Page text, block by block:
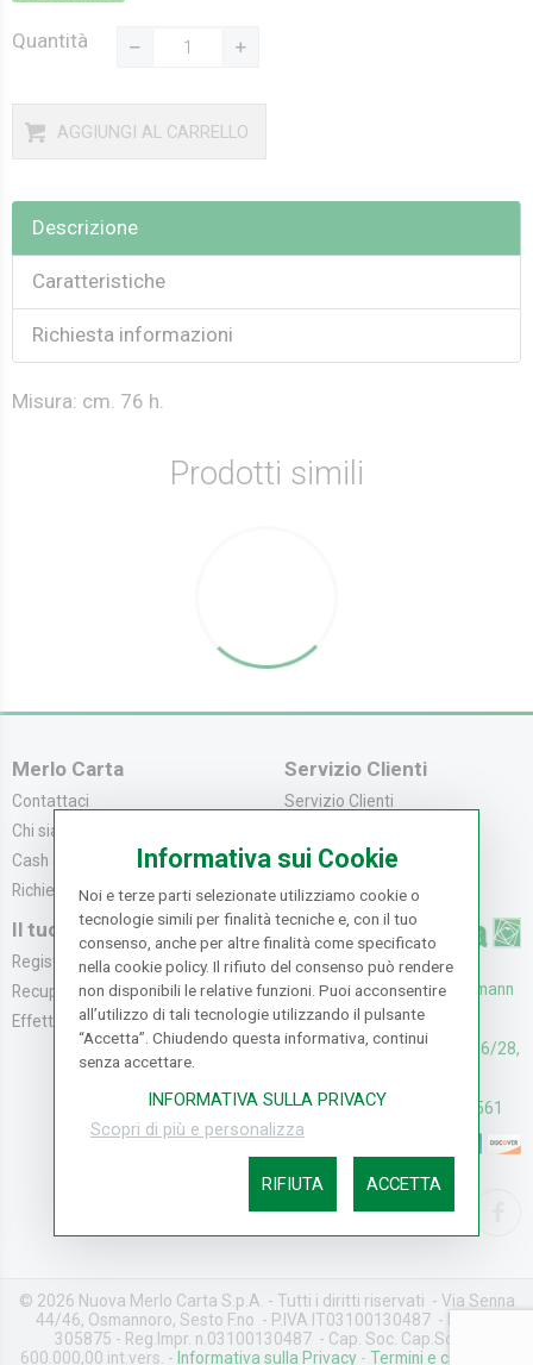
Quantità
AGGIUNGI AL CARRELLO
Descrizione
Caratteristiche
Richiesta informazioni
Misura: cm. 76 h.
Prodotti simili
Merlo Carta
Contattaci
Chi siamo
Cash & Carry
Richiedi catalogo
Servizio Clienti
Servizio Clienti
Modalità di Spediz...
Resi e Recessi
Il tuo Account
Registrati
Recupera la Passwo...
Effettua un Reso
UFFICI: V. Senna 44/46, Osmann
oro Sesto F.no (FI)
CASH & CARRY: V. Senna 26/28,
Assistenza: (+39) 055374561
© 2026 Nuova Merlo Carta S.p.A. - Tutti i diritti riservati - Via Senna
44/46, Osmannoro, Sesto F.no - P.IVA IT03100130487 - REA FI-
305875 - Reg.Impr. n.03100130487 - Cap. Soc. Cap.Soc. €
600.000,00 int.vers. - Informativa sulla Privacy - Termini e condizioni
Informativa sui Cookie
Noi e terze parti selezionate utilizziamo cookie o
tecnologie simili per finalità tecniche e, con il tuo
consenso, anche per altre finalità come specificato
nella cookie policy. Il rifiuto del consenso può rendere
non disponibili le relative funzioni. Puoi acconsentire
all’utilizzo di tali tecnologie utilizzando il pulsante
“Accetta”. Chiudendo questa informativa, continui
senza accettare.
INFORMATIVA SULLA PRIVACY
Scopri di più e personalizza
RIFIUTA ACCETTA